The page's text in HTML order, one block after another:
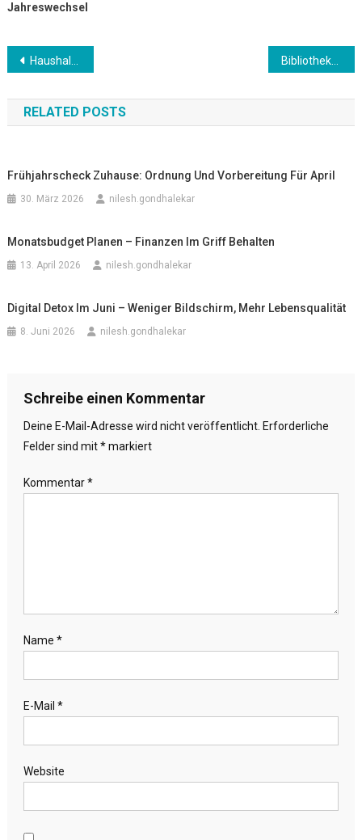
Jahreswechsel
Beitrags-
Navigation
Haushaltsbudget fürs neue Jahr – Planung und Sparziele setzen Bibliotheken im Winter nutzen – Lesen und Lernen in gemütlicher Atmosphäre
RELATED POSTS
Frühjahrscheck Zuhause: Ordnung Und Vorbereitung Für April
30. März 2026 nilesh.gondhalekar
Monatsbudget Planen – Finanzen Im Griff Behalten
13. April 2026 nilesh.gondhalekar
Digital Detox Im Juni – Weniger Bildschirm, Mehr Lebensqualität
8. Juni 2026 nilesh.gondhalekar
Schreibe einen Kommentar
Deine E-Mail-Adresse wird nicht veröffentlicht. Erforderliche
Felder sind mit*markiert
Kommentar*
Name *
E-Mail *
Website